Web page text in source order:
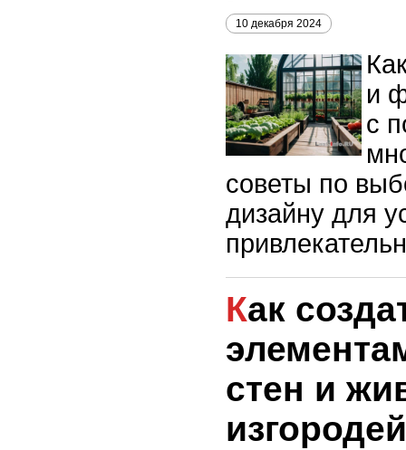
10 декабря 2024
и
с
советы по
дизайну для
Как создать сад с
стен и
изгородей